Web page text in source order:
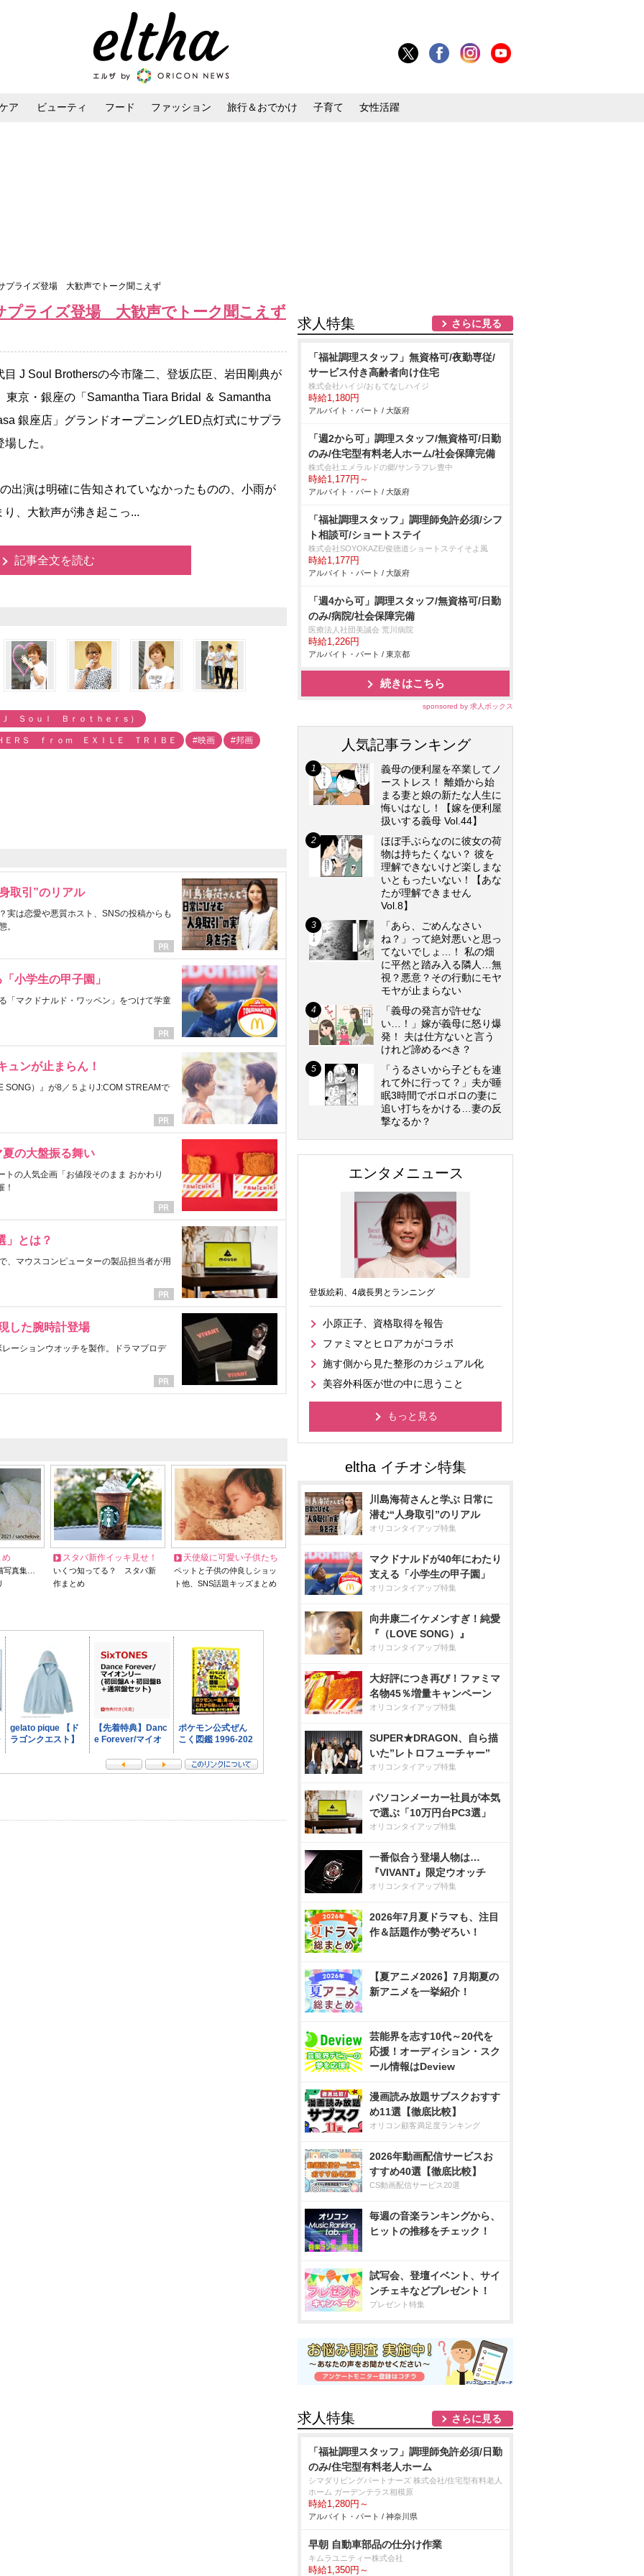
ア ビューティ フード ファッション 旅行＆おでかけ 子育て 女性活躍
プライズ登場 大歓声でトーク聞こえず
プライズ登場 大歓声でトーク聞こえず
J Soul Brothersの今市隆二、登坂広臣、岩田剛典が
東京・銀座の「Samantha Tiara Bridal ＆ Samantha
銀座店」グランドオープニングLED点灯式にサプラ
した。
演は明確に告知されていなかったものの、小雨が
、大歓声が沸き起こっ...
記事全文を読む
Ｓｏｕｌ Ｂｒｏｔｈｅｒｓ）
ＲＳ ｆｒｏｍ ＥＸＩＬＥ ＴＲＩＢＥ #映画 #邦画
取引”のリアル
実は恋愛や悪質ホスト、SNSの投稿からも
。
小学生の甲子園」
「マクドナルド・ワッペン」をつけて学童
ュンが止まらん！
SONG）』が8／５よりJ:COM STREAMで
の大盤振る舞い
の人気企画「お値段そのまま おかわり
！
」とは？
、マウスコンピューターの製品担当者が用
した腕時計登場
ーションウオッチを製作。ドラマプロデ
め
写真集…
スタバ新作イッキ見せ！
いくつ知ってる？ スタバ新
作まとめ
天使級に可愛い子供たち
ペットと子供の仲良しショッ
ト他、SNS話題キッズまとめ
求人特集 さらに見る
「福祉調理スタッフ」無資格可/夜勤専従/
サービス付き高齢者向け住宅
株式会社ハイジ/おもてなしハイジ
時給1,180円
アルバイト・パート / 大阪府
「週2から可」調理スタッフ/無資格可/日勤
のみ/住宅型有料老人ホーム/社会保障完備
株式会社エメラルドの郷/サンラフレ豊中
時給1,177円～
アルバイト・パート / 大阪府
「福祉調理スタッフ」調理師免許必須/シフ
ト相談可/ショートステイ
株式会社SOYOKAZE/俊徳道ショートステイそよ風
時給1,177円
アルバイト・パート / 大阪府
「週4から可」調理スタッフ/無資格可/日勤
のみ/病院/社会保障完備
医療法人社団美誠会 荒川病院
時給1,226円
アルバイト・パート / 東京都
続きはこちら
sponsored by 求人ボックス
人気記事ランキング
義母の便利屋を卒業してノ
ーストレス！ 離婚から始
まる妻と娘の新たな人生に
悔いはなし！【嫁を便利屋
扱いする義母 Vol.44】
ほぼ手ぶらなのに彼女の荷
物は持ちたくない？ 彼を
理解できないけど楽しまな
いともったいない！【あな
たが理解できません
Vol.8】
「あら、ごめんなさい
ね？」って絶対悪いと思っ
てないでしょ…！ 私の畑
に平然と踏み入る隣人…無
視？悪意？その行動にモヤ
モヤが止まらない
「義母の発言が許せな
い…！」嫁が義母に怒り爆
発！ 夫は仕方ないと言う
けれど諦めるべき？
「うるさいから子どもを連
れて外に行って？」夫が睡
眠3時間でボロボロの妻に
追い打ちをかける…妻の反
撃なるか？
エンタメニュース
登坂絵莉、4歳長男とランニング
小原正子、資格取得を報告
ファミマとヒロアカがコラボ
施す側から見た整形のカジュアル化
美容外科医が世の中に思うこと
もっと見る
川島海荷さんと学ぶ 日常に
潜む“人身取引”のリアル
オリコンタイアップ特集
マクドナルドが40年にわたり
支える「小学生の甲子園」
オリコンタイアップ特集
向井康二イケメンすぎ！純愛
『（LOVE SONG）』
オリコンタイアップ特集
大好評につき再び！ファミマ
名物45％増量キャンペーン
オリコンタイアップ特集
SUPER★DRAGON、自ら描
いた”レトロフューチャー”
オリコンタイアップ特集
パソコンメーカー社員が本気
で選ぶ「10万円台PC3選」
オリコンタイアップ特集
一番似合う登場人物は…
『VIVANT』限定ウオッチ
オリコンタイアップ特集
2026年7月夏ドラマも、注目
作＆話題作が勢ぞろい！
【夏アニメ2026】7月期夏の
新アニメを一挙紹介！
芸能界を志す10代～20代を
応援！オーディション・スク
ール情報はDeview
漫画読み放題サブスクおすす
め11選【徹底比較】
オリコン顧客満足度ランキング
2026年動画配信サービスお
すすめ40選【徹底比較】
CS動画配信サービス20選
毎週の音楽ランキングから、
ヒットの推移をチェック！
試写会、登壇イベント、サイ
ンチェキなどプレゼント！
プレゼント特集
求人特集 さらに見る
「福祉調理スタッフ」調理師免許必須/日勤
のみ/住宅型有料老人ホーム
シマダリビングパートナーズ 株式会社/住宅型有料老人
ホーム ガーデンテラス相模原
時給1,280円～
アルバイト・パート / 神奈川県
早朝 自動車部品の仕分け作業
キムラユニティー株式会社
時給1,350円～